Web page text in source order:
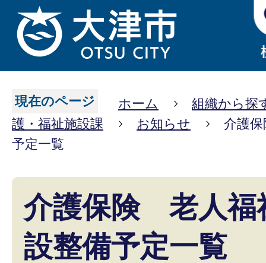
現在のページ ホーム
組織から探
護・福祉施設課
お知らせ
介護
予定一覧
介護保険 老人福
設整備予定一覧